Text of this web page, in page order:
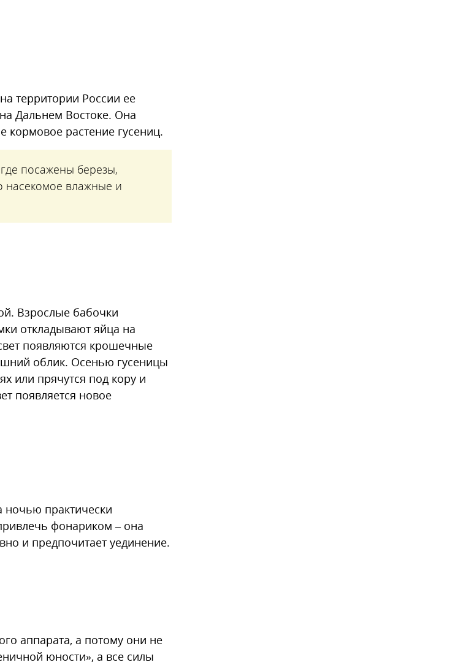
территории России ее
Дальнем Востоке. Она
кормовое растение гусениц.
посажены березы,
насекомое влажные и
Взрослые бабочки
откладывают яйца на
появляются крошечные
облик. Осенью гусеницы
или прячутся под кору и
появляется новое
ночью практически
фонариком – она
и предпочитает уединение.
аппарата, а потому они не
юности», а все силы